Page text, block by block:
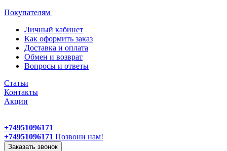
Покупателям
Личный кабинет
Как оформить заказ
Доставка и оплата
Обмен и возврат
Вопросы и ответы
Статьи
Контакты
Акции
+74951096171
+74951096171 Позвони нам!
Заказать звонок